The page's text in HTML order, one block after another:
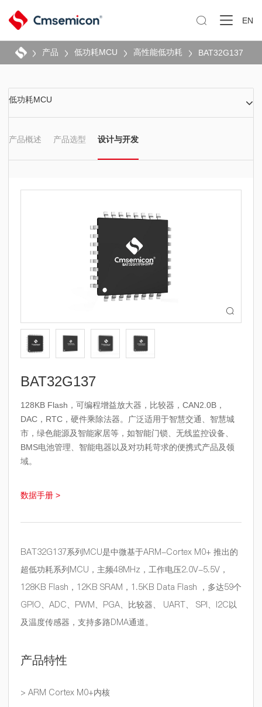
 EN
产品 低功耗MCU 高性能低功耗 BAT32G137
低功耗MCU
产品概述 产品选型 设计与开发
BAT32G137
128KB Flash，可编程增益放大器，比较器，CAN2.0B，
DAC，RTC，硬件乘除法器。广泛适用于智慧交通、智慧城
市，绿色能源及智能家居等，如智能门锁、无线监控设备、
BMS电池管理、智能电器以及对功耗苛求的便携式产品及领
域。
数据手册 >

BAT32G137系列MCU是中微基于ARM-Cortex M0+ 推出的
超低功耗系列MCU，主频48MHz，工作电压2.0V-5.5V，
128KB Flash，12KB SRAM，1.5KB Data Flash ，多达59个
GPIO、ADC、PWM、PGA、比较器、 UART、 SPI、I2C以
及温度传感器，支持多路DMA通道。
产品特性
> ARM Cortex M0+内核